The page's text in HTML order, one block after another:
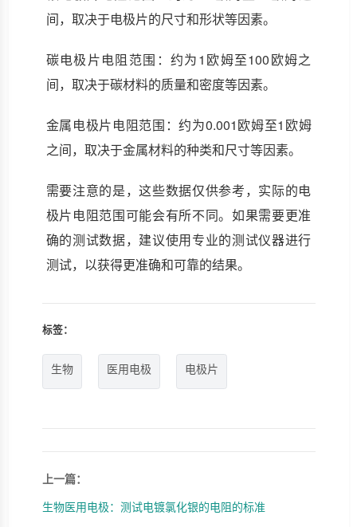
间，取决于电极片的尺寸和形状等因素。
碳电极片电阻范围：约为1欧姆至100欧姆之
间，取决于碳材料的质量和密度等因素。
金属电极片电阻范围：约为0.001欧姆至1欧姆
之间，取决于金属材料的种类和尺寸等因素。
需要注意的是，这些数据仅供参考，实际的电
极片电阻范围可能会有所不同。如果需要更准
确的测试数据，建议使用专业的测试仪器进行
测试，以获得更准确和可靠的结果。
标签：
生物 医用电极 电极片
上一篇：
生物医用电极：测试电镀氯化银的电阻的标准